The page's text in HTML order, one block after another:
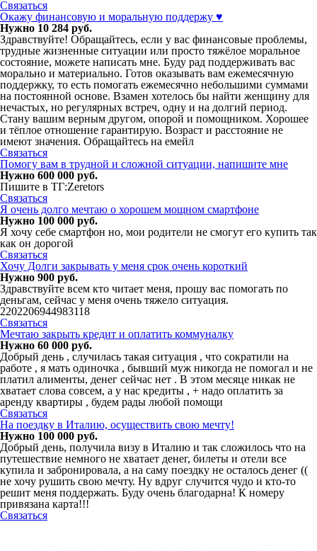
Связаться
Окажу финансовую и моральную поддержу ♥️
Нужно 10 284 руб.
Здравствуйте! Обращайтесь, если у вас финансовые проблемы,
трудные жизненные ситуации или просто тяжёлое моральное
состояние, можете написать мне. Буду рад поддерживать вас
морально и материально. Готов оказывать вам ежемесячную
поддержку, то есть помогать ежемесячно небольшими суммами
на постоянной основе. Взамен хотелось бы найти женщину для
нечастых, но регулярных встреч, одну и на долгий период.
Стану вашим верным другом, опорой и помощником. Хорошее
и тёплое отношение гарантирую. Возраст и расстояние не
имеют значения. Обращайтесь на емейл
Связаться
Помогу вам в трудной и сложной ситуации, напишите мне
Нужно 600 000 руб.
Пишите в ТГ:Zeretors
Связаться
Я очень долго мечтаю о хорошем мощном смартфоне
Нужно 100 000 руб.
Я хочу себе смартфон но, мои родители не смогут его купить так
как он дорогой
Связаться
Хочу Долги закрывать у меня срок очень короткий
Нужно 900 руб.
Здравствуйте всем кто читает меня, прошу вас помогать по
деньгам, сейчас у меня очень тяжело ситуация.
2202206944983118
Связаться
Мечтаю закрыть кредит и оплатить коммуналку
Нужно 60 000 руб.
Добрый день , случилась такая ситуация , что сократили на
работе , я мать одиночка , бывший муж никогда не помогал и не
платил алименты, денег сейчас нет . В этом месяце никак не
хватает слова совсем, а у нас кредиты , + надо оплатить за
аренду квартиры , будем рады любой помощи
Связаться
На поездку в Италию, осуществить свою мечту!
Нужно 100 000 руб.
Добрый день, получила визу в Италию и так сложилось что на
путешествие немного не хватает денег, билеты и отели все
купила и забронировала, а на саму поездку не осталось денег ((
не хочу рушить свою мечту. Ну вдруг случится чудо и кто-то
решит меня поддержать. Буду очень благодарна! К номеру
привязана карта!!!
Связаться